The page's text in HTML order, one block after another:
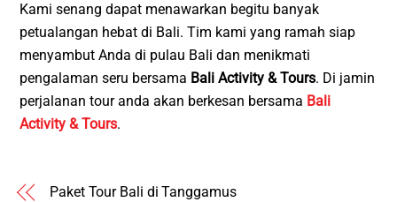
Kami senang dapat menawarkan begitu banyak
petualangan hebat di Bali. Tim kami yang ramah siap
menyambut Anda di pulau Bali dan menikmati
pengalaman seru bersama Bali Activity & Tours. Di jamin
perjalanan tour anda akan berkesan bersama Bali
Activity & Tours.
Paket Tour Bali di Tanggamus